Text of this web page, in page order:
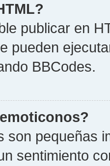
publicar en
pueden
BBCodes.
son pequeñas
sentimiento